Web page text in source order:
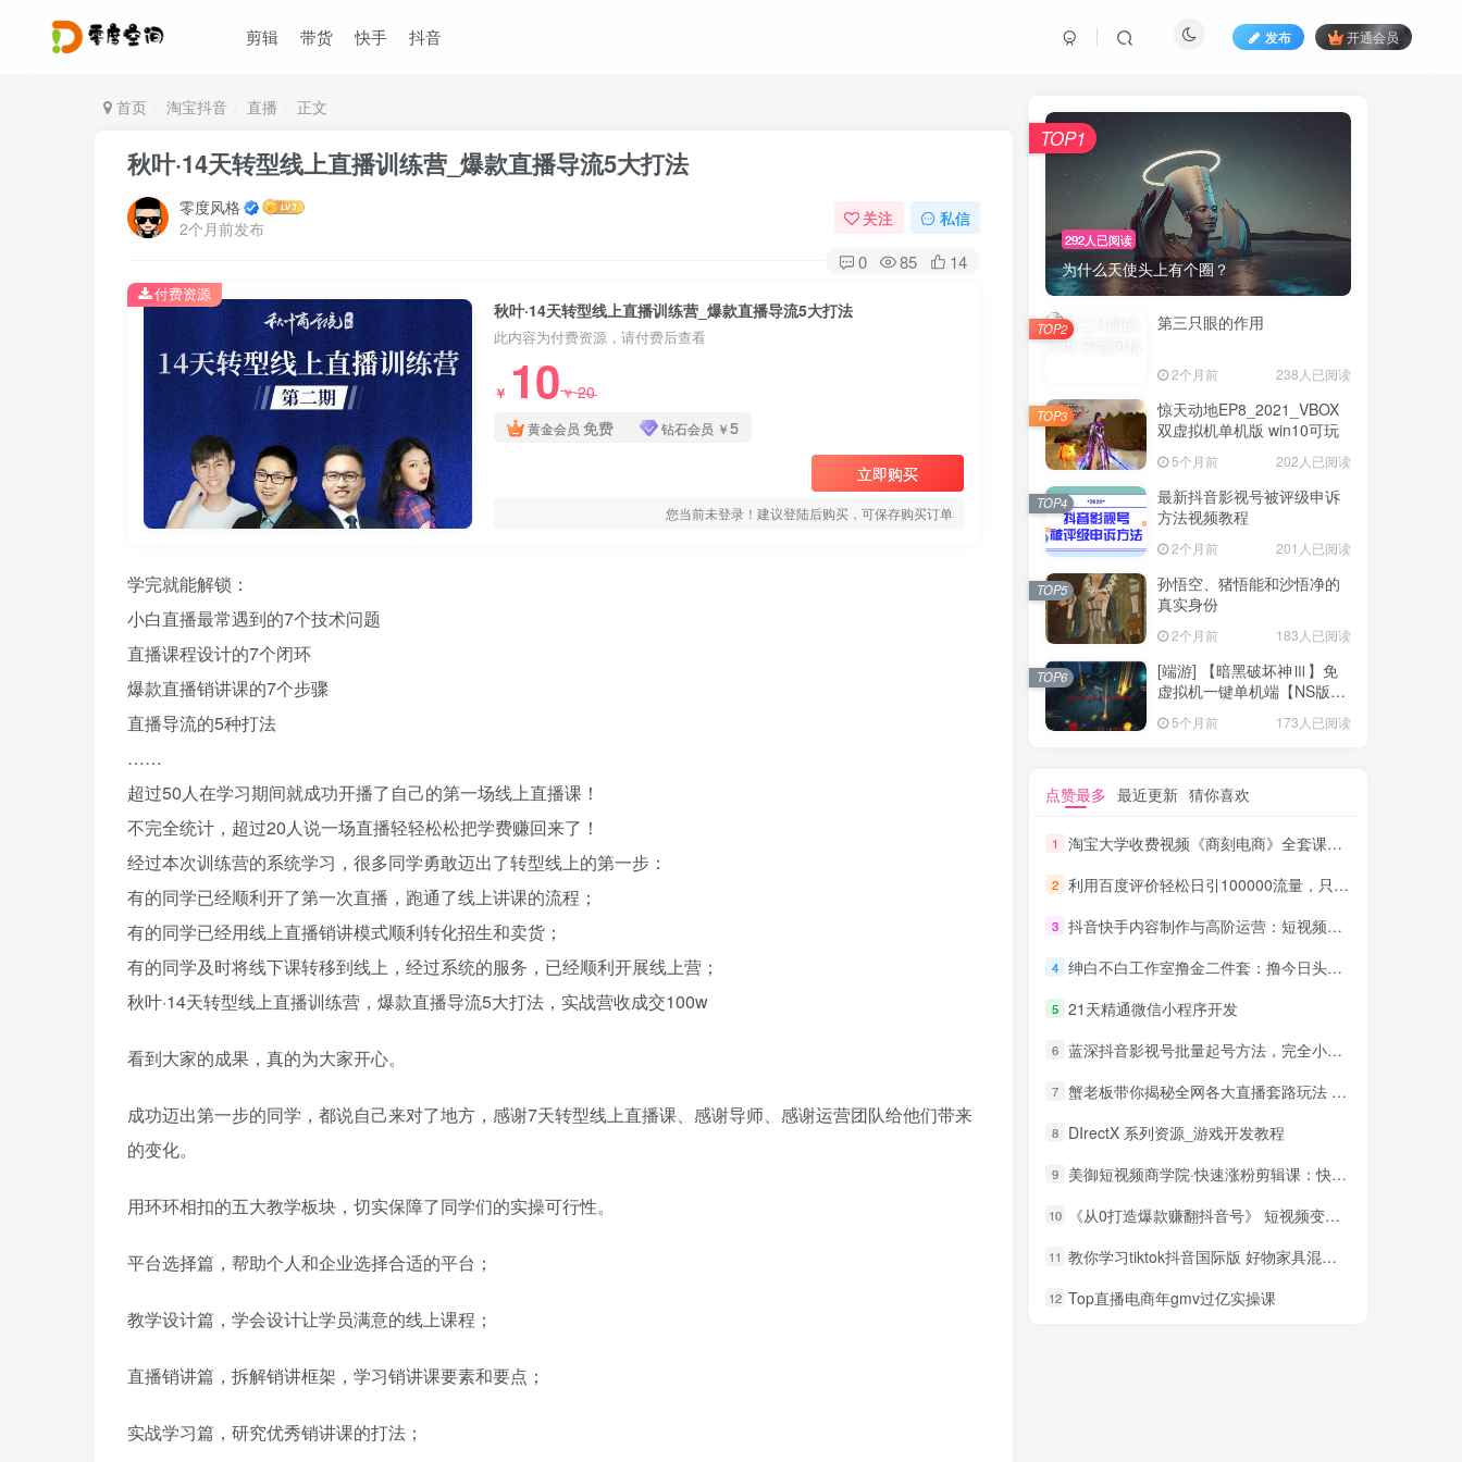
剪辑 带货 快手 抖音 发布 开通会员
首页 淘宝抖音 直播 正文
秋叶·14天转型线上直播训练营_爆款直播导流5大打法
零度风格
2个月前发布
关注 私信
0 85 14
秋叶·14天转型线上直播训练营_爆款直播导流5大打法
此内容为付费资源，请付费后查看
￥ 10￥20
黄金会员 免费 钻石会员 ￥5
立即购买
您当前未登录！建议登陆后购买，可保存购买订单
付费资源
学完就能解锁：
小白直播最常遇到的7个技术问题
直播课程设计的7个闭环
爆款直播销讲课的7个步骤
直播导流的5种打法
……
超过50人在学习期间就成功开播了自己的第一场线上直播课！
不完全统计，超过20人说一场直播轻轻松松把学费赚回来了！
经过本次训练营的系统学习，很多同学勇敢迈出了转型线上的第一步：
有的同学已经顺利开了第一次直播，跑通了线上讲课的流程；
有的同学已经用线上直播销讲模式顺利转化招生和卖货；
有的同学及时将线下课转移到线上，经过系统的服务，已经顺利开展线上营；
秋叶·14天转型线上直播训练营，爆款直播导流5大打法，实战营收成交100w
看到大家的成果，真的为大家开心。
成功迈出第一步的同学，都说自己来对了地方，感谢7天转型线上直播课、感谢导师、感谢运营团队给他们带来
的变化。
用环环相扣的五大教学板块，切实保障了同学们的实操可行性。
平台选择篇，帮助个人和企业选择合适的平台；
教学设计篇，学会设计让学员满意的线上课程；
直播销讲篇，拆解销讲框架，学习销讲课要素和要点；
实战学习篇，研究优秀销讲课的打法；
292人已阅读
为什么天使头上有个圈？
TOP1
第三只眼的作用
2个月前 238人已阅读
TOP2
惊天动地EP8_2021_VBOX
双虚拟机单机版 win10可玩
5个月前 202人已阅读
TOP3
最新抖音影视号被评级申诉
方法视频教程
2个月前 201人已阅读
TOP4
孙悟空、猪悟能和沙悟净的
真实身份
2个月前 183人已阅读
TOP5
[端游] 【暗黑破坏神Ⅲ】免
虚拟机一键单机端【NS版
5个月前 173人已阅读
TOP6
点赞最多 最近更新 猜你喜欢
1 淘宝大学收费视频《商刻电商》全套课程（共16节）_电商运营教程
2 利用百度评价轻松日引100000流量，只要你是执行力强的人，日赚1000元完全没问_网赚教程
3 抖音快手内容制作与高阶运营：短视频涨粉+变现实战训练营
4 绅白不白工作室撸金二件套：撸今日头条原创收益+小红书一单利润40块项目
5 21天精通微信小程序开发
6 蓝深抖音影视号批量起号方法，完全小白带货变现，实操剪辑影视玩法（附软件）
7 蟹老板带你揭秘全网各大直播套路玩法 以及直播带货7大爆单玩法
8 DIrectX 系列资源_游戏开发教程
9 美御短视频商学院·快速涨粉剪辑课：快速突破涨粉1000的技巧，开启橱窗带货
10 《从0打造爆款赚翻抖音号》 短视频变现68个实操秘诀
11 教你学习tiktok抖音国际版 好物家具混剪【视频教程】
12 Top直播电商年gmv过亿实操课